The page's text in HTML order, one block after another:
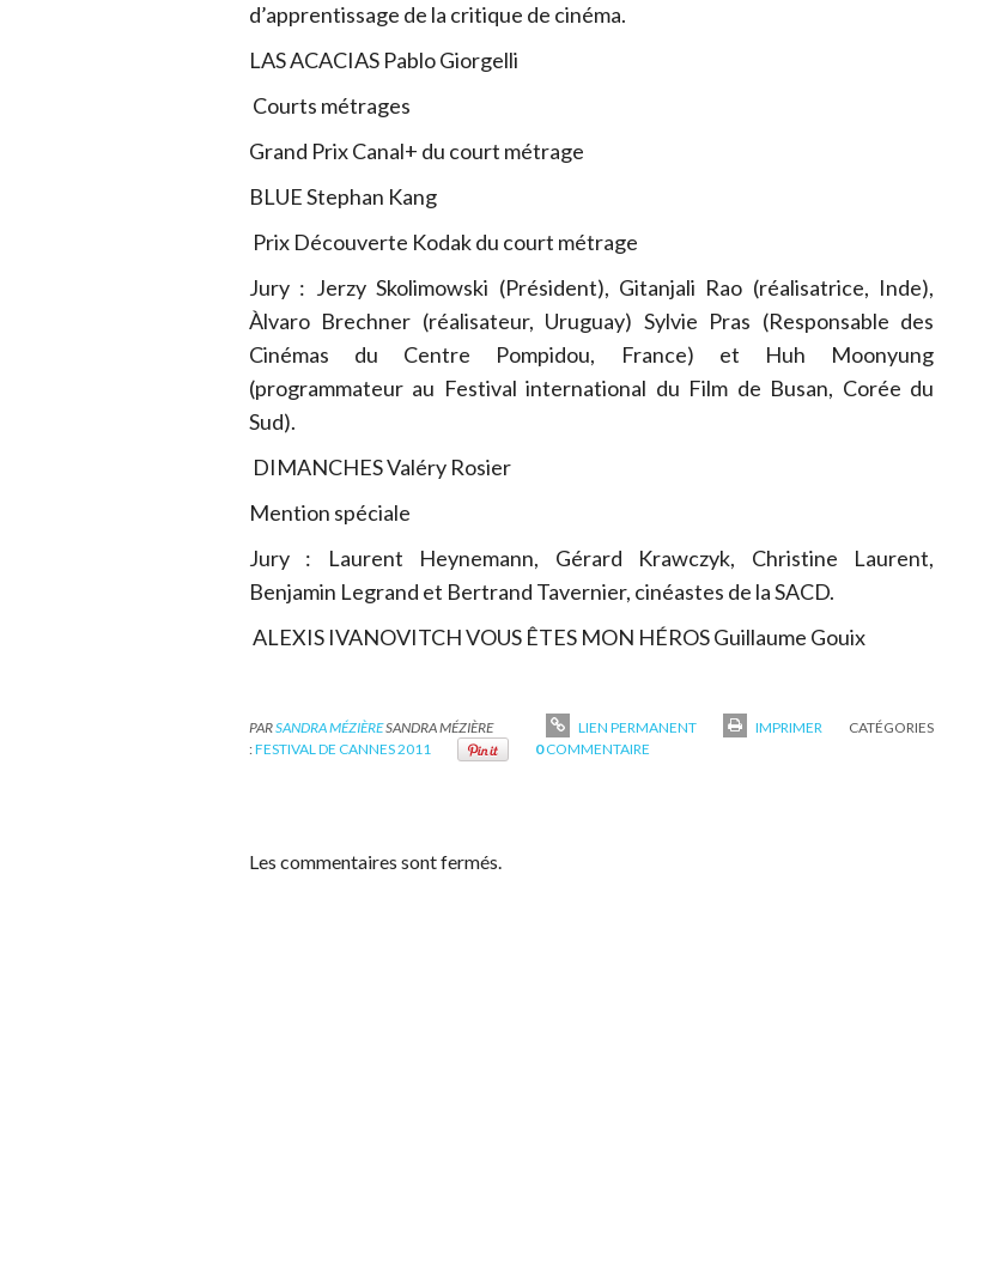
d’apprentissage de la critique de cinéma.
LAS ACACIAS Pablo Giorgelli
Courts métrages
Grand Prix Canal+ du court métrage
BLUE Stephan Kang
Prix Découverte Kodak du court métrage
Jury : Jerzy Skolimowski (Président), Gitanjali Rao (réalisatrice, Inde),
Àlvaro Brechner (réalisateur, Uruguay) Sylvie Pras (Responsable des
Cinémas du Centre Pompidou, France) et Huh Moonyung
(programmateur au Festival international du Film de Busan, Corée du
Sud).
DIMANCHES Valéry Rosier
Mention spéciale
Jury : Laurent Heynemann, Gérard Krawczyk, Christine Laurent,
Benjamin Legrand et Bertrand Tavernier, cinéastes de la SACD.
ALEXIS IVANOVITCH VOUS ÊTES MON HÉROS Guillaume Gouix
PARSANDRA MÉZIÈRESANDRA MÉZIÈRE LIEN PERMANENT IMPRIMER
CATÉGORIES
:FESTIVAL DE CANNES 2011 0 COMMENTAIRE
Les commentaires sont fermés.